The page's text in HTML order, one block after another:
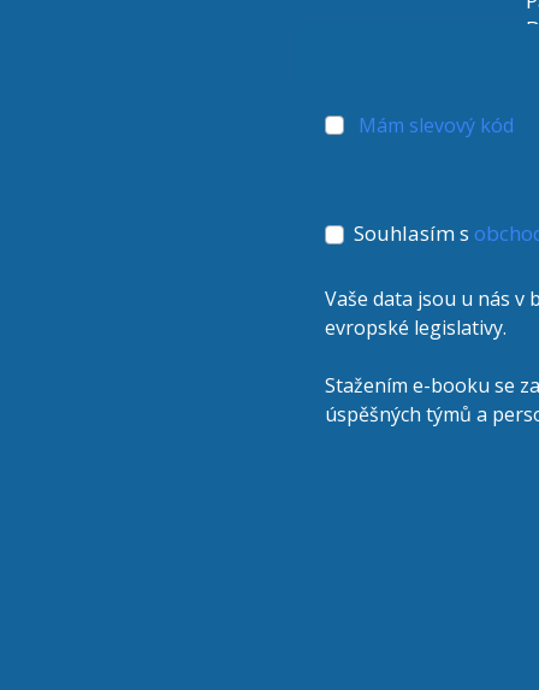
Mám slevový kód
Souhlasím s
Vaše data jsou u nás v
evropské legislativy.
Stažením e-booku se
úspěšných týmů a